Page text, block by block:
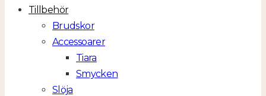
Tillbehör
Brudskor
Accessoarer
Tiara
Smycken
Slöja